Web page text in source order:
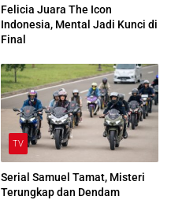
Felicia Juara The Icon
Indonesia, Mental Jadi Kunci di
Final
TV
Serial Samuel Tamat, Misteri
Terungkap dan Dendam